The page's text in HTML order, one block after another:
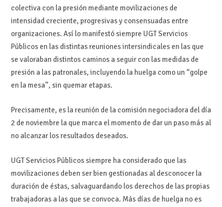
colectiva con la presión mediante movilizaciones de
intensidad creciente, progresivas y consensuadas entre
organizaciones. Así lo manifestó siempre UGT Servicios
Públicos en las distintas reuniones intersindicales en las que
se valoraban distintos caminos a seguir con las medidas de
presión a las patronales, incluyendo la huelga como un “golpe
en la mesa”, sin quemar etapas.
Precisamente, es la reunión de la comisión negociadora del día
2 de noviembre la que marca el momento de dar un paso más al
no alcanzar los resultados deseados.
UGT Servicios Públicos siempre ha considerado que las
movilizaciones deben ser bien gestionadas al desconocer la
duración de éstas, salvaguardando los derechos de las propias
trabajadoras a las que se convoca. Más días de huelga no es